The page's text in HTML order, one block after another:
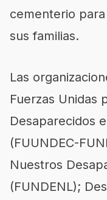
cementerio
sus familias.
Las
Fuerzas Unidas
Desaparecidos
(FUUNDEC-
Nuestros
(FUNDENL);